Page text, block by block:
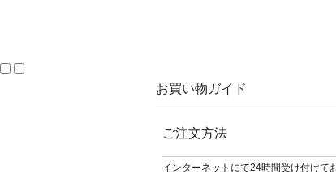
お買い物ガイド
ご注文方法
インターネットにて24時間受け付けて